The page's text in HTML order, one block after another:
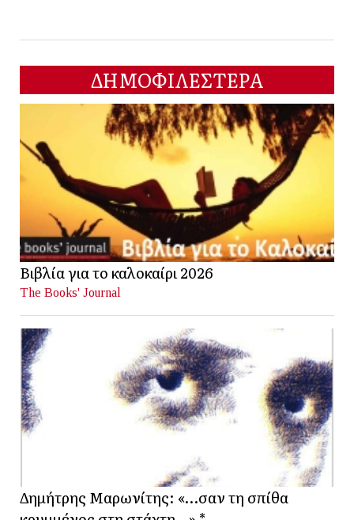
ΔΗΜΟΦΙΛΕΣΤΕΡΑ
Βιβλία για το καλοκαίρι 2026
The Books' Journal
Δημήτρης Μαρωνίτης: «…σαν τη σπίθα